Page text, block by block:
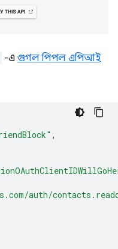
-এ গুগল পিপল এপিআই
,
auth/